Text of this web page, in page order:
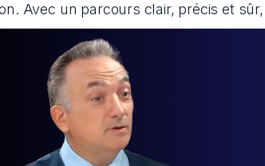
Avec un parcours clair, précis et